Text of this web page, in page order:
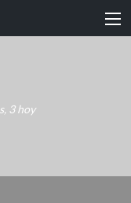
3 hoy